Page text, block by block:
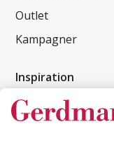
Outlet
Kampagner
Inspiration
Kundereferencer